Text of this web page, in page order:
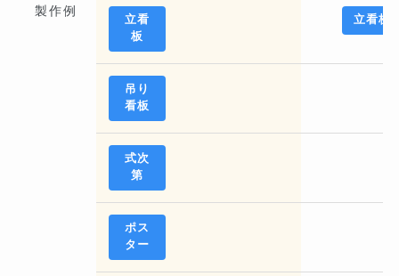
製作例
立看
板
立看板
吊り
看板
式次
第
ポス
ター